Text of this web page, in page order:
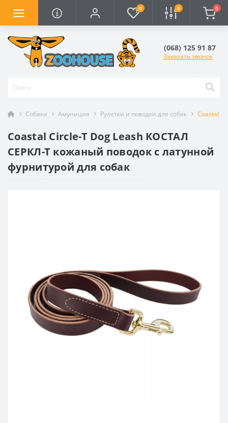
0 0 0
(068) 125 91 87
Заказать звонок
Собаки Амуниция Рулетки и поводки для собак Coastal
Coastal Circle-T Dog Leash КОСТАЛ
СЕРКЛ-Т кожаный поводок с латунной
фурнитурой для собак